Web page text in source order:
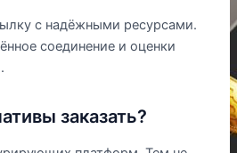
с надёжными ресурсами.
соединение и оценки
заказать?